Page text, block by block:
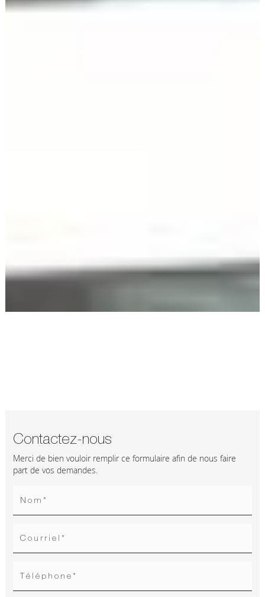
Contactez-nous
Merci de bien vouloir remplir ce formulaire afin de nous faire
part de vos demandes.